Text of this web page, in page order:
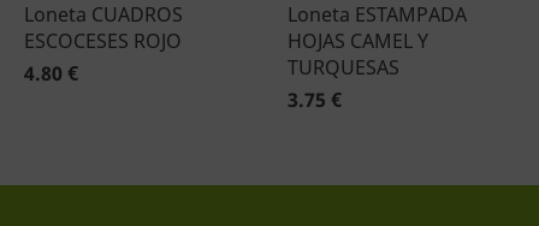
Loneta CUADROS
ESCOCESES ROJO
4.80 €
Loneta ESTAMPADA
HOJAS CAMEL Y
TURQUESAS
3.75 €